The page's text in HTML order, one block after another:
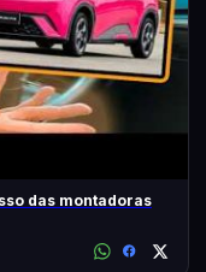
das montadoras